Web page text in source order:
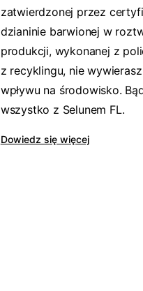
zatwierdzonej przez
dzianinie barwionej w
produkcji, wykonanej z
z recyklingu, nie
wpływu na środowisko.
wszystko z Selunem FL.
Dowiedz się więcej